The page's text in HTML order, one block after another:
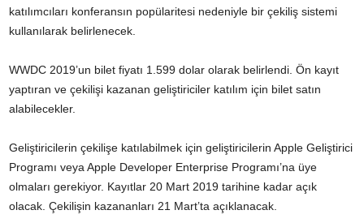
katılımcıları konferansın popülaritesi nedeniyle bir çekiliş sistemi
kullanılarak belirlenecek.
WWDC 2019’un bilet fiyatı 1.599 dolar olarak belirlendi. Ön kayıt
yaptıran ve çekilişi kazanan geliştiriciler katılım için bilet satın
alabilecekler.
Geliştiricilerin çekilişe katılabilmek için geliştiricilerin Apple Geliştirici
Programı veya Apple Developer Enterprise Programı’na üye
olmaları gerekiyor. Kayıtlar 20 Mart 2019 tarihine kadar açık
olacak. Çekilişin kazananları 21 Mart’ta açıklanacak.